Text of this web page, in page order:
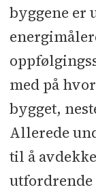
byggene er
med på
bygget,
Allerede
til å
utfordrende